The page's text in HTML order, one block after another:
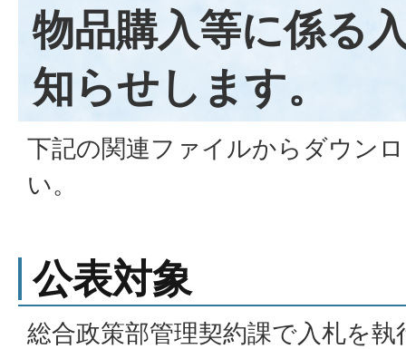
物品購入等に係る
知らせします。
下記の関連ファイルからダウン
い。
公表対象
総合政策部管理契約課で入札を